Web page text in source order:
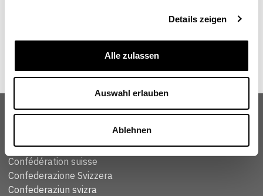
Details zeigen
Alle zulassen
Auswahl erlauben
Ablehnen
Schweizerische Eidgenossenschaft
Confédération suisse
Confederazione Svizzera
Confederaziun svizra